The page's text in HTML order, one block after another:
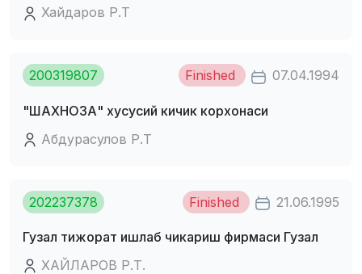
Хайдаров Р.Т
200319807 Finished 07.04.1994
"ШАХHОЗА" хусусий кичик корхонаси
Абдурасулов Р.Т
202237378 Finished 21.06.1995
Гузал тижорат ишлаб чикариш фирмаси Гузал
ХАЙЛАРОВ Р.Т.